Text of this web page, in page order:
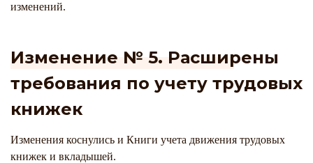
изменений.
Изменение № 5. Расширены
требования по учету трудовых
книжек
Изменения коснулись и Книги учета движения трудовых
книжек и вкладышей.